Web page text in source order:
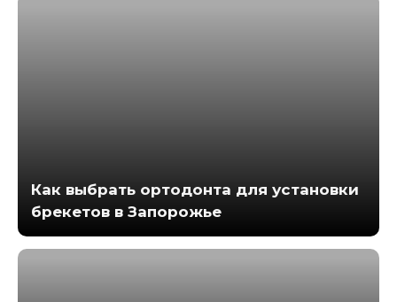
Как выбрать ортодонта для установки
брекетов в Запорожье